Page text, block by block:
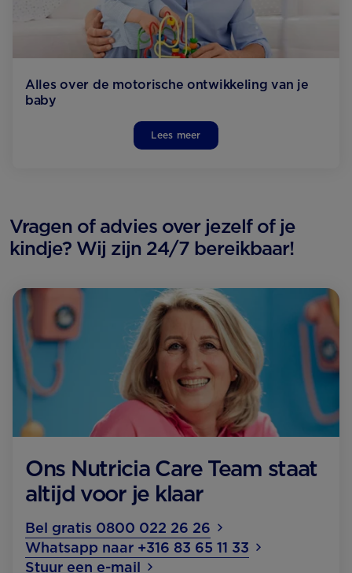
Alles over de motorische ontwikkeling van je
baby
Lees meer
Vragen of advies over jezelf of je
kindje? Wij zijn 24/7 bereikbaar!
Ons Nutricia Care Team staat
altijd voor je klaar
Bel gratis 0800 022 26 26
Whatsapp naar +316 83 65 11 33
Stuur een e-mail